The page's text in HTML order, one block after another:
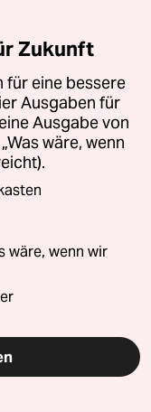
Zukunft
für eine bessere
Ausgaben für
Ausgabe von
wäre, wenn
wäre, wenn wir